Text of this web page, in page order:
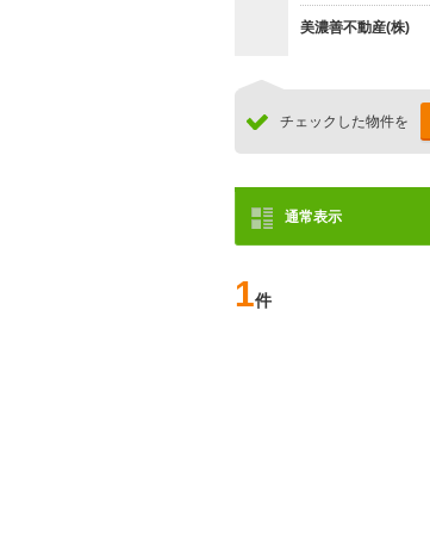
美濃善不動産(株)
チェックした物件を
通常表示
1件